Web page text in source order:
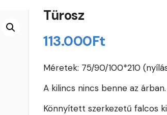
Türosz
113.000Ft
Méretek: 75/90/100*210
A kilincs nincs benne az árban.
Könnyített szerkezetű falcos